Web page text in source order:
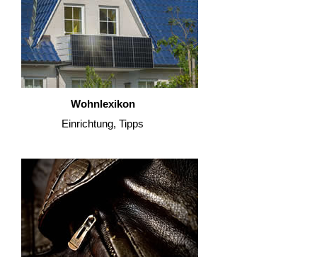
Wohnlexikon
Einrichtung, Tipps